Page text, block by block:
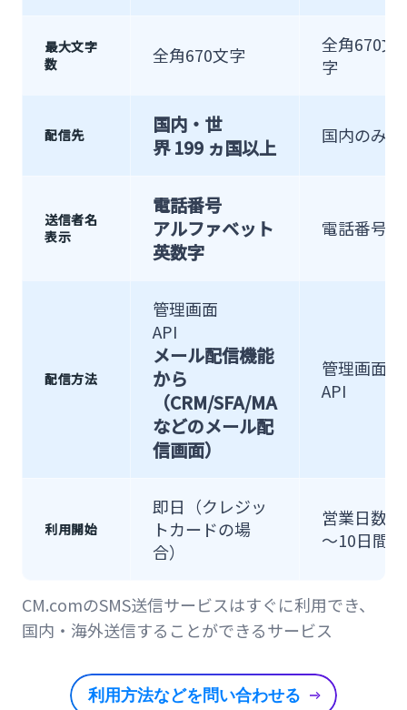
最大文字
数
全角670文字
全角670文
字
配信先
国内・世
界 199 ヵ国以上
国内のみ
送信者名
表示
電話番号
アルファベット
英数字
電話番号
配信方法
管理画面
API
メール配信機能
から
（CRM/SFA/MA
などのメール配
信画面）
管理画面
API
利用開始
即日（クレジッ
トカードの場
合）
営業日数日
～10日間
CM.comのSMS送信サービスはすぐに利用でき、
国内・海外送信することができるサービス
利用方法などを問い合わせる